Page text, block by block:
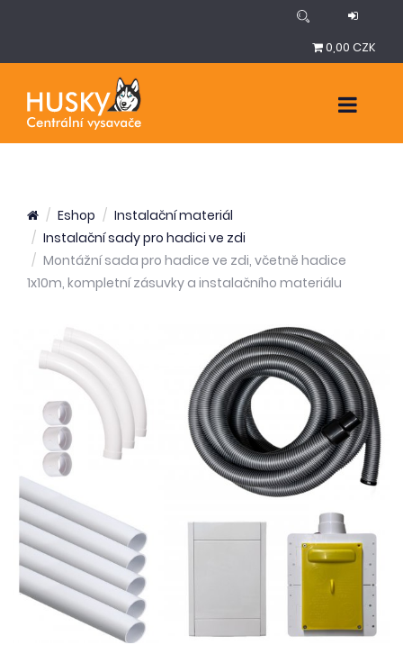
0,00 CZK
Eshop
Instalační materiál
Instalační sady pro hadici ve zdi
Montážní sada pro hadice ve zdi, včetně hadice
1x10m, kompletní zásuvky a instalačního materiálu